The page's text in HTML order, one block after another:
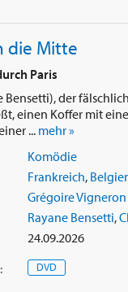
die Mitte
Paris
Bensetti), der
einen Koffer mit
...mehr »
Komödie
Frankreich,
Grégoire Vigneron
Rayane Bensetti,
24.09.2026
: DVD